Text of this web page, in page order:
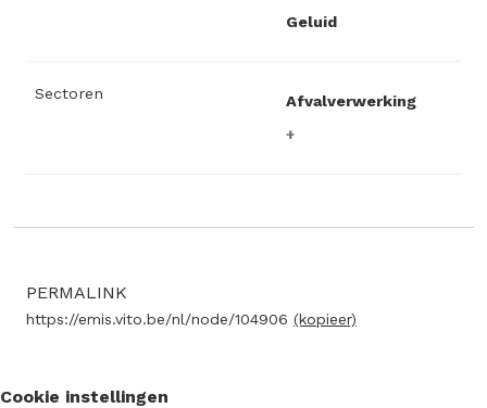
Geluid
Sectoren Afvalverwerking
PERMALINK
https://emis.vito.be/nl/node/104906 (kopieer)
Cookie instellingen